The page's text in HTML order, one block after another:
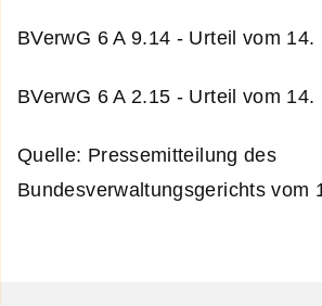
BVerwG 6 A 9.14 - Urteil vom
BVerwG 6 A 2.15 - Urteil vom
Quelle: Pressemitteilung des
Bundesverwaltungsgerichts vom